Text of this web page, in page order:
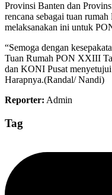
Provinsi Banten dan
rencana sebagai tuan
melaksanakan ini untuk
“Semoga dengan
Tuan Rumah PON XXIII
dan KONI Pusat
Harapnya.(Randal/ Nandi)
Reporter: Admin
Tag